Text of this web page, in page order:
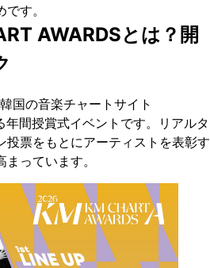
す。
AWARDSとは？開
国の音楽チャートサイト
年間授賞式イベントです。リアルタ
投票をもとにアーティストを表彰す
っています。